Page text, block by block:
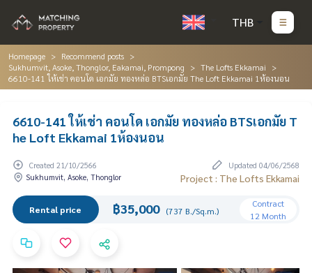
THB
Homepage
Recommend posts
Sukhumvit, Asoke, Thonglor, Eakamai, Prompong
The Lofts Ekkamai
6610-141 ให้เช่า คอนโด เอกมัย ทองหล่อ BTSเอกมัย The Loft Ekkamai 1ห้องนอน
6610-141 ให้เช่า คอนโด เอกมัย ทองหล่อ BTSเอกมัย T
he Loft Ekkamai 1ห้องนอน
Created 21/10/2566
Updated 04/06/2568
Sukhumvit, Asoke, Thonglor
Project : The Lofts Ekkamai
Rental price ฿35,000 (737 B./Sq.m.)
Contract
12 Month